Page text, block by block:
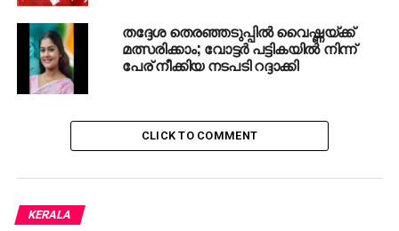
തദ്ദേശ തെരഞ്ഞടുപ്പില്‍ വൈഷ്ണയ്ക്ക്
മത്സരിക്കാം; വോട്ടര്‍ പട്ടികയില്‍ നിന്ന്
പേര് നീക്കിയ നടപടി റദ്ദാക്കി
CLICK TO COMMENT
KERALA